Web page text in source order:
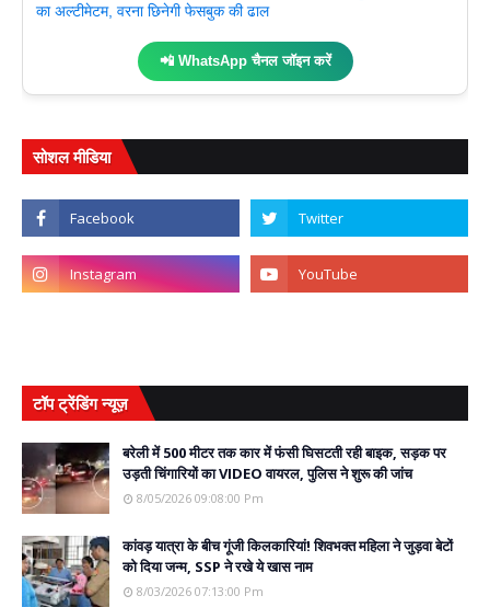
का अल्टीमेटम, वरना छिनेगी फेसबुक की ढाल
📲 WhatsApp चैनल जॉइन करें
सोशल मीडिया
टॉप ट्रेंडिंग न्यूज़
बरेली में 500 मीटर तक कार में फंसी घिसटती रही बाइक, सड़क पर
उड़ती चिंगारियों का VIDEO वायरल, पुलिस ने शुरू की जांच
8/05/2026 09:08:00 Pm
कांवड़ यात्रा के बीच गूंजी किलकारियां! शिवभक्त महिला ने जुड़वा बेटों
को दिया जन्म, SSP ने रखे ये खास नाम
8/03/2026 07:13:00 Pm